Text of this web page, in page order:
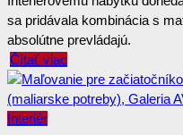
sa pridávala kombinácia s
absolútne prevládajú.
Čítať viac
Interiér